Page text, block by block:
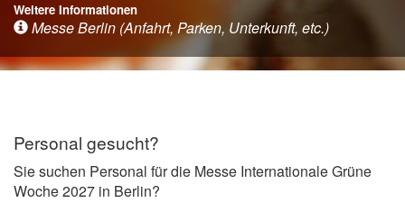
Weitere Informationen
Messe Berlin (Anfahrt, Parken, Unterkunft, etc.)
Personal gesucht?
Sie suchen Personal für die Messe Internationale Grüne
Woche 2027 in Berlin?